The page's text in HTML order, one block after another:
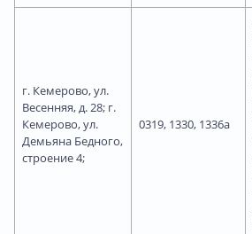
г. Кемерово, ул.
Весенняя, д. 28; г.
Кемерово, ул.
Демьяна Бедного,
строение 4;
0319, 1330, 1336а